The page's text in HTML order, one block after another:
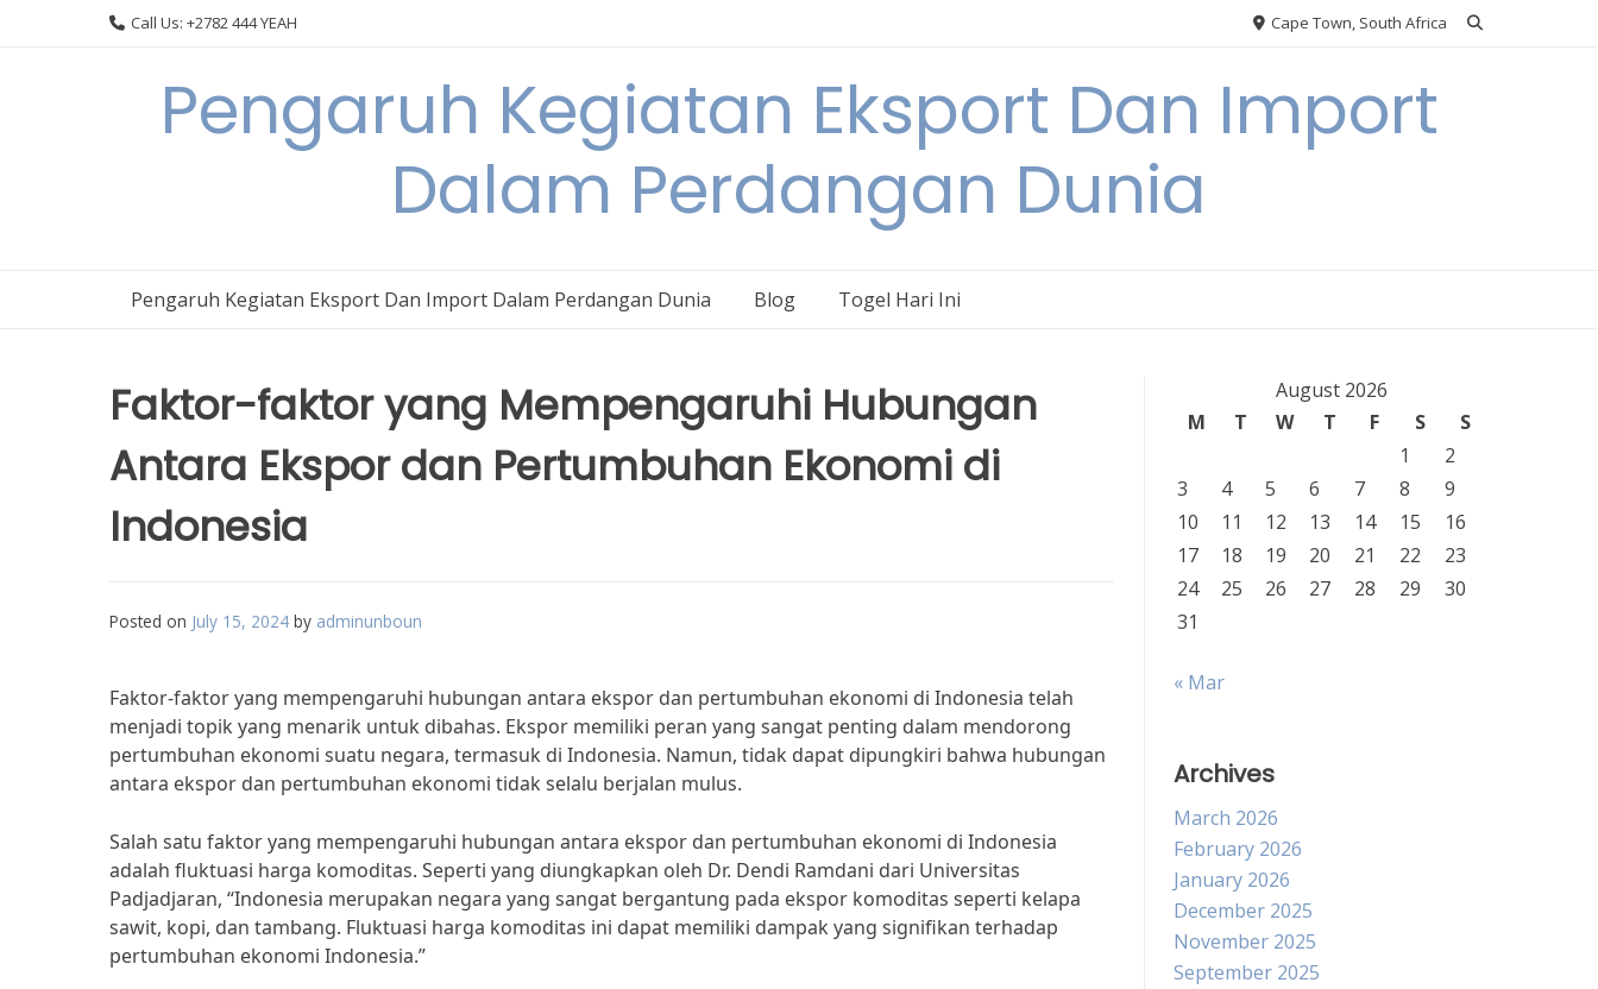
Call Us: +2782 444 YEAH Cape Town, South Africa
Pengaruh Kegiatan Eksport Dan Import
Dalam Perdangan Dunia
Pengaruh Kegiatan Eksport Dan Import Dalam Perdangan Dunia Blog Togel Hari Ini
Faktor-faktor yang Mempengaruhi Hubungan
Antara Ekspor dan Pertumbuhan Ekonomi di
Indonesia
Posted on July 15, 2024 by adminunboun
Faktor-faktor yang mempengaruhi hubungan antara ekspor dan pertumbuhan ekonomi di Indonesia telah
menjadi topik yang menarik untuk dibahas. Ekspor memiliki peran yang sangat penting dalam mendorong
pertumbuhan ekonomi suatu negara, termasuk di Indonesia. Namun, tidak dapat dipungkiri bahwa hubungan
antara ekspor dan pertumbuhan ekonomi tidak selalu berjalan mulus.
Salah satu faktor yang mempengaruhi hubungan antara ekspor dan pertumbuhan ekonomi di Indonesia
adalah fluktuasi harga komoditas. Seperti yang diungkapkan oleh Dr. Dendi Ramdani dari Universitas
Padjadjaran, “Indonesia merupakan negara yang sangat bergantung pada ekspor komoditas seperti kelapa
sawit, kopi, dan tambang. Fluktuasi harga komoditas ini dapat memiliki dampak yang signifikan terhadap
pertumbuhan ekonomi Indonesia.”
August 2026
M
T W T F S
S
1
2
3
4 5 6 7 8
9
10
11 12 13 14 15
16
17
18 19 20 21 22
23
24
25 26 27 28 29
30
31
« Mar
Archives
March 2026
February 2026
January 2026
December 2025
November 2025
September 2025